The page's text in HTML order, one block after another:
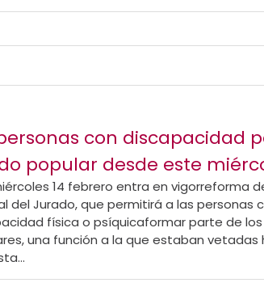
con discapacidad
popular desde este
14 febrero entra en vigorreforma
del Jurado, que permitirá a las personas
física o psíquicaformar parte de los
una función a la que estaban vetadas